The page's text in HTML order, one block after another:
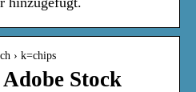
› k=chips
Stock